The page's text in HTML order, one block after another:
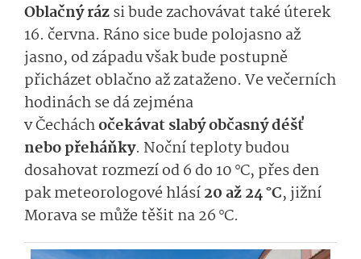
Oblačný rázsi bude zachovávat také úterek
16. června. Ráno sice bude polojasno až
jasno, od západu však bude postupně
přicházet oblačno až zataženo. Ve večerních
hodinách se dá zejména
v Čecháchočekávat slabý občasný déšť
nebo přeháňky. Noční teploty budou
dosahovat rozmezí od 6 do 10 °C, přes den
pak meteorologové hlásí20 až 24 °C, jižní
Morava se může těšit na 26 °C.